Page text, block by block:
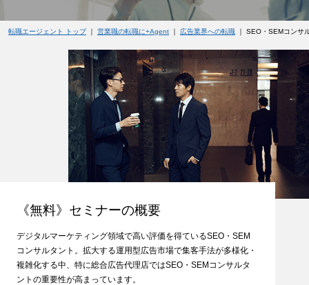
転職エージェント トップ 営業職の転職に+Agent 広告業界への転職 ｜ SEO・SEMコンサ
《無料》セミナーの概要
デジタルマーケティング領域で高い評価を得ているSEO・SEM
コンサルタント。拡大する運用型広告市場で集客手法が多様化・
複雑化する中、特に総合広告代理店ではSEO・SEMコンサルタ
ントの重要性が高まっています。